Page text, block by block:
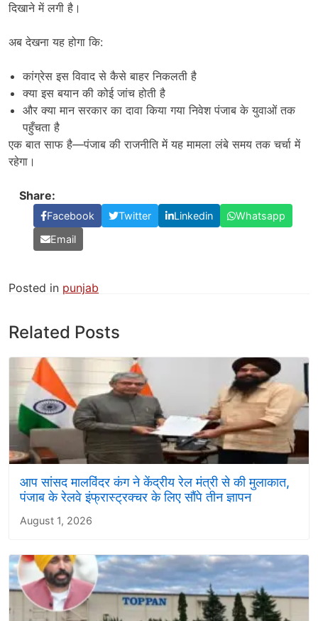
दिखाने में लगी है।
अब देखना यह होगा कि:
कांग्रेस इस विवाद से कैसे बाहर निकलती है
क्या इस बयान की कोई जांच होती है
और क्या मान सरकार का दावा किया गया निवेश पंजाब के युवाओं तक
पहुँचता है
एक बात साफ है—पंजाब की राजनीति में यह मामला लंबे समय तक चर्चा में
रहेगा।
Share:
Facebook Twitter Linkedin
Whatsapp
Email
Posted in punjab
Related Posts
आप सांसद मालविंदर कंग ने केंद्रीय रेल मंत्री से की मुलाकात,
पंजाब के रेलवे इंफ्रास्ट्रक्चर के लिए सौंपे तीन ज्ञापन
August 1, 2026